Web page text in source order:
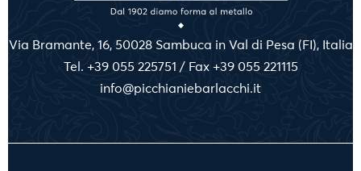
Via Bramante, 16, 50028 Sambuca in Val di Pesa (FI), Italia
Tel. +39 055 225751 / Fax +39 055 221115
info@picchianiebarlacchi.it